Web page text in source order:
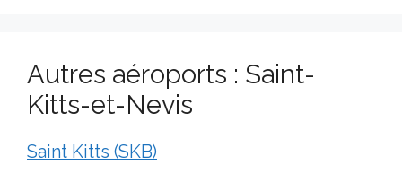
Autres aéroports : Saint-
Kitts-et-Nevis
Saint Kitts (SKB)